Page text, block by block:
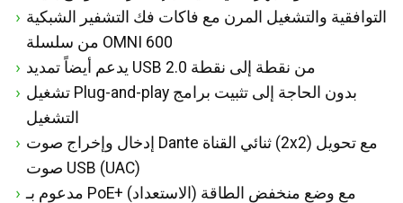
التوافقية والتشغيل المرن مع فاكات فك التشفير الشبكية
من سلسلة OMNI 600
يدعم أيضاً تمديد USB 2.0 من نقطة إلى نقطة
تشغيل Plug-and-play بدون الحاجة إلى تثبيت برامج
التشغيل
إدخال وإخراج صوت Dante ثنائي القناة (2x2) مع تحويل
صوت USB (UAC)
مدعوم بـ PoE+ مع وضع منخفض الطاقة (الاستعداد)